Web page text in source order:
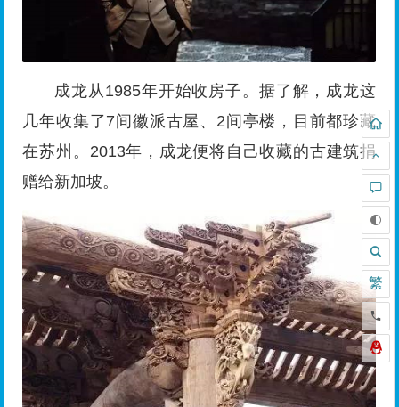
成龙从1985年开始收房子。据了解，成龙这
几年收集了7间徽派古屋、2间亭楼，目前都珍藏
在苏州。2013年，成龙便将自己收藏的古建筑捐
赠给新加坡。
繁